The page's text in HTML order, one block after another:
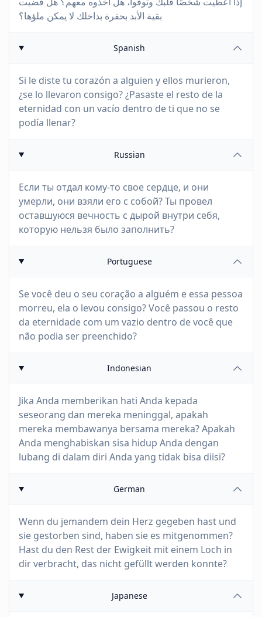
بقية الأبد بحفرة بداخلك لا يمكن ملؤها؟
Spanish
Si le diste tu corazón a alguien y ellos murieron,
¿se lo llevaron consigo? ¿Pasaste el resto de la
eternidad con un vacío dentro de ti que no se
podía llenar?
Russian
Если ты отдал кому-то свое сердце, и они
умерли, они взяли его с собой? Ты провел
оставшуюся вечность с дырой внутри себя,
которую нельзя было заполнить?
Portuguese
Se você deu o seu coração a alguém e essa pessoa
morreu, ela o levou consigo? Você passou o resto
da eternidade com um vazio dentro de você que
não podia ser preenchido?
Indonesian
Jika Anda memberikan hati Anda kepada
seseorang dan mereka meninggal, apakah
mereka membawanya bersama mereka? Apakah
Anda menghabiskan sisa hidup Anda dengan
lubang di dalam diri Anda yang tidak bisa diisi?
German
Wenn du jemandem dein Herz gegeben hast und
sie gestorben sind, haben sie es mitgenommen?
Hast du den Rest der Ewigkeit mit einem Loch in
dir verbracht, das nicht gefüllt werden konnte?
Japanese